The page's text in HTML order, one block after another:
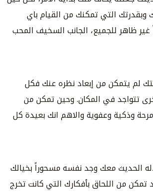
التي تمكنك من القيام باي
ظاهر للجميع، الجانب السخيف المحب
لم يتمكن من إبعاد نظره عنك فكل
تتواجد في المكان. وحين تمكن من
وذكية وعفوية والاهم انك بعيدة كل
الحديث معك وجد نفسه مسحوراً بخيالك
من اللحاق بأفكارك التي كانت تخرج